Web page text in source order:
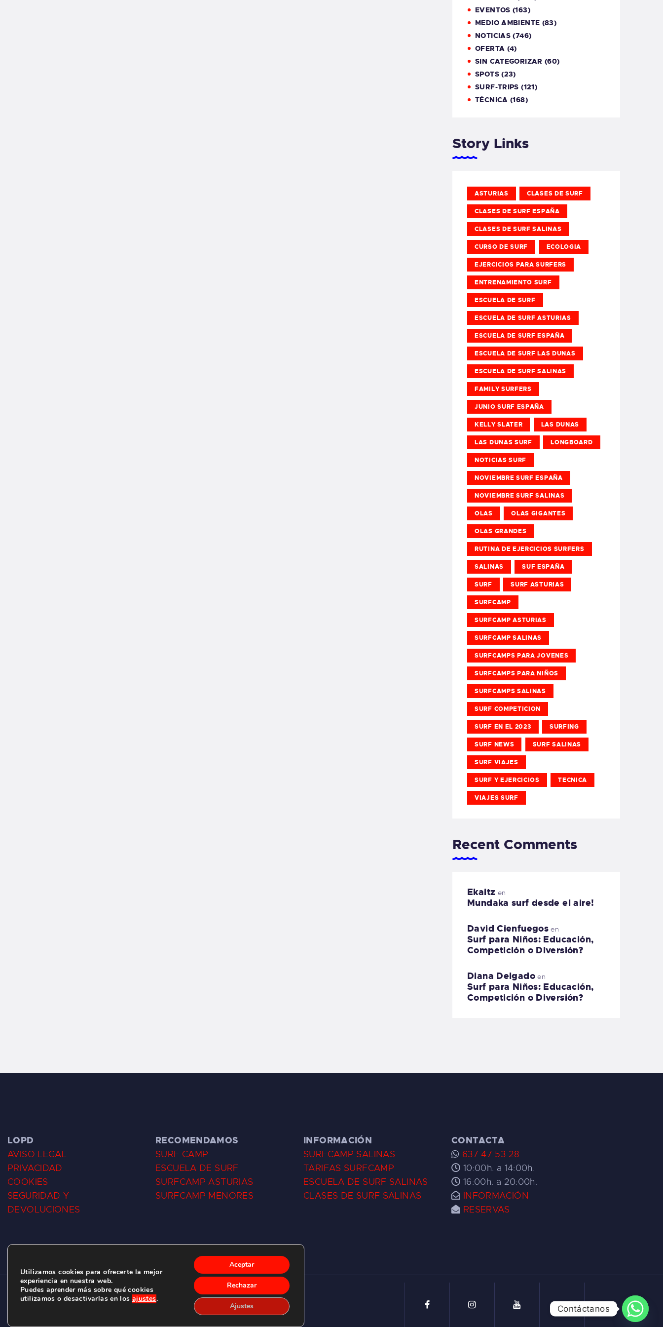
EVENTOS (163)
MEDIO AMBIENTE (83)
NOTICIAS (746)
OFERTA (4)
SIN CATEGORIZAR (60)
SPOTS(23)
SURF-TRIPS (121)
TÉCNICA (168)
Story Links
ASTURIAS CLASES DE SURF
CLASES DE SURF ESPAÑA
CLASES DE SURF SALINAS
CURSO DE SURF ECOLOGIA
EJERCICIOS PARA SURFERS
ENTRENAMIENTO SURF
ESCUELA DE SURF
ESCUELA DE SURF ASTURIAS
ESCUELA DE SURF ESPAÑA
ESCUELA DE SURF LAS DUNAS
ESCUELA DE SURF SALINAS
FAMILY SURFERS
JUNIO SURF ESPAÑA
KELLY SLATER LAS DUNAS
LAS DUNAS SURF LONGBOARD
NOTICIAS SURF
NOVIEMBRE SURF ESPAÑA
NOVIEMBRE SURF SALINAS
OLAS OLAS GIGANTES
OLAS GRANDES
RUTINA DE EJERCICIOS SURFERS
SALINAS SUF ESPAÑA
SURF SURF ASTURIAS
SURFCAMP
SURFCAMP ASTURIAS
SURFCAMP SALINAS
SURFCAMPS PARA JOVENES
SURFCAMPS PARA NIÑOS
SURFCAMPS SALINAS
SURF COMPETICION
SURF EN EL 2023 SURFING
SURF NEWS SURF SALINAS
SURF VIAJES
SURF Y EJERCICIOS TECNICA
VIAJES SURF
Recent Comments
Ekaitz en
Mundaka surf desde el aire!
David Cienfuegos en
Surf para Niños: Educación,
Competición o Diversión?
Diana Delgadoen
Surf para Niños: Educación,
Competición o Diversión?
LOPD
AVISO LEGAL
PRIVACIDAD
COOKIES
SEGURIDAD Y
DEVOLUCIONES
RECOMENDAMOS
SURF CAMP
ESCUELA DE SURF
SURFCAMP ASTURIAS
SURFCAMP MENORES
INFORMACIÓN
SURFCAMP SALINAS
TARIFAS SURFCAMP
ESCUELA DE SURF SALINAS
CLASES DE SURF SALINAS
CONTACTA
637 47 53 28
10:00h. a 14:00h.
16:00h. a 20:00h.
INFORMACIÓN
RESERVAS
CLUB DE SURF LAS DUNAS ©2026.
C/ BERNARDO ÁLVAREZ GALAN 1, SALINAS (ASTURIAS)
Utilizamos cookies para ofrecerte la mejor
experiencia en nuestra web.
Puedes aprender más sobre qué cookies
utilizamos o desactivarlas en los ajustes.
Aceptar
Rechazar
Ajustes Contáctanos